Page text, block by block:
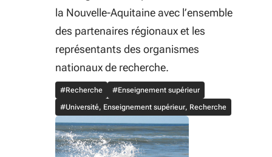
la Nouvelle-Aquitaine avec l’ensemble
des partenaires régionaux et les
représentants des organismes
nationaux de recherche.
#Recherche
#Enseignement supérieur
#Université, Enseignement supérieur, Recherche